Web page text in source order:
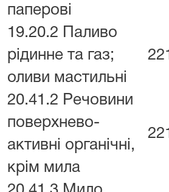
паперові
19.20.2 Паливо
рідинне та газ;
оливи мастильні
20.41.2 Речовини
поверхнево-
активні органічні,
крім мила